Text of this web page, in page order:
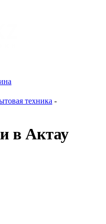
техника -
в Актау